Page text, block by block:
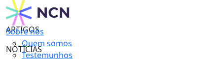
Sobre nós
Quem somos
Testemunhos
ARTIGOS
NOTÍCIAS